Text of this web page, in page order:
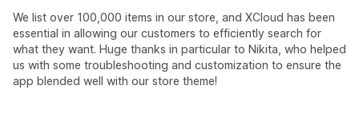
We list over 100,000 items in our store, and XCloud has been
essential in allowing our customers to efficiently search for
what they want. Huge thanks in particular to Nikita, who helped
us with some troubleshooting and customization to ensure the
app blended well with our store theme!